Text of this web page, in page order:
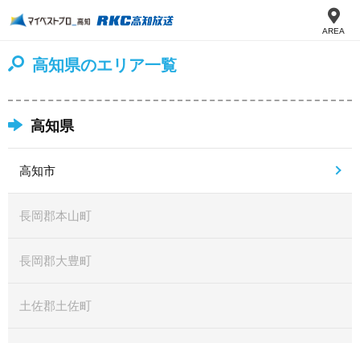
AREA
高知県のエリア一覧
高知県
高知市
長岡郡本山町
長岡郡大豊町
土佐郡土佐町